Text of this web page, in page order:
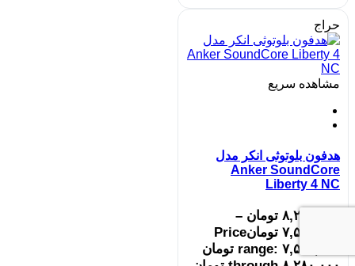
حراج
مشاهده سریع
هدفون بلوتوثی انکر مدل
Anker SoundCore
Liberty 4 NC
۸,۲۸۰,۰۰۰ تومان –
۷,۵۵۰,۰۰۰ تومانPrice
range: ۷,۵۵۰,۰۰۰ تومان